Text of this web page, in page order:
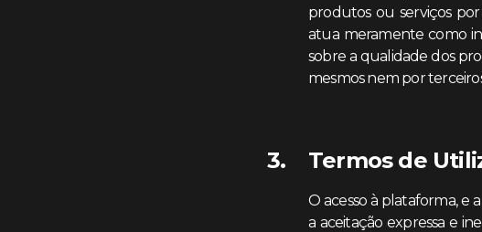
produtos ou serviços
atua meramente como
sobre a qualidade dos
mesmos nem por
Termos de
O acesso à plataforma, e
a aceitação expressa e